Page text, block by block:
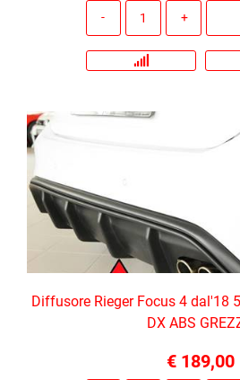
Diffusore Rieger Focus 4 dal'18
DX ABS
€ 189,00